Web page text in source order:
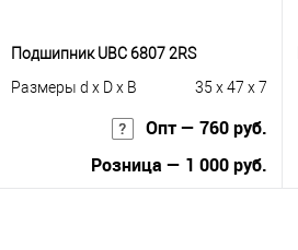
Подшипник UBC 6807 2RS
Размеры d x D x B
35 x 47 x 7
Опт — 760 руб.
Розница — 1 000 руб.